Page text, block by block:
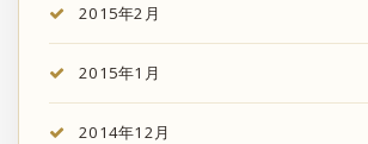
2015年2月
2015年1月
2014年12月